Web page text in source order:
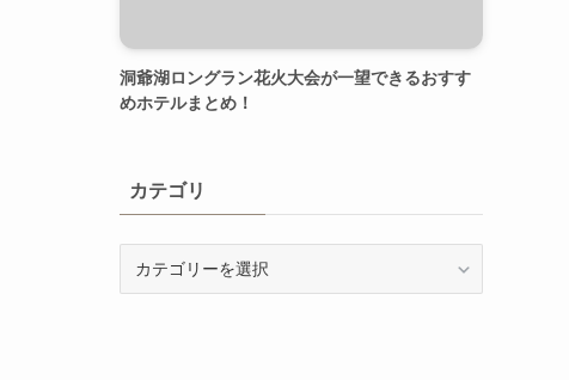
洞爺湖ロングラン花火大会が一望できるおすす
めホテルまとめ！
カテゴリ